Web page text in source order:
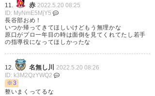
れました👏 熱戦を見逃した方、
…https://t.co/CDeQyjdwTP
— WOWOWサッカー
(wowow_soccer)2022, 5月 19
11. 赤 2022.5.20 08:25
ID: MyNmE5MjY5
長谷部おめ！
いつか帰ってきてほしいけどもう無理かな
原口がプロ一年目の時は面倒を見てくれてたし若手
の指導役になってほしかったな
12. 名無し川 2022.5.20 08:26
ID: k3M2QzYWQ2
※3
整いまくってるな